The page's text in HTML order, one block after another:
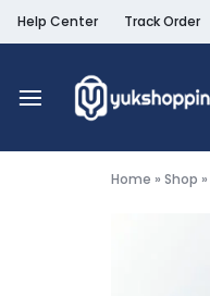
Help Center Track Order
OnlineHome » Shop »